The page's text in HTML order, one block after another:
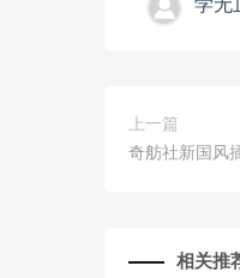
学无
上一篇
奇舫社新国风
相关推